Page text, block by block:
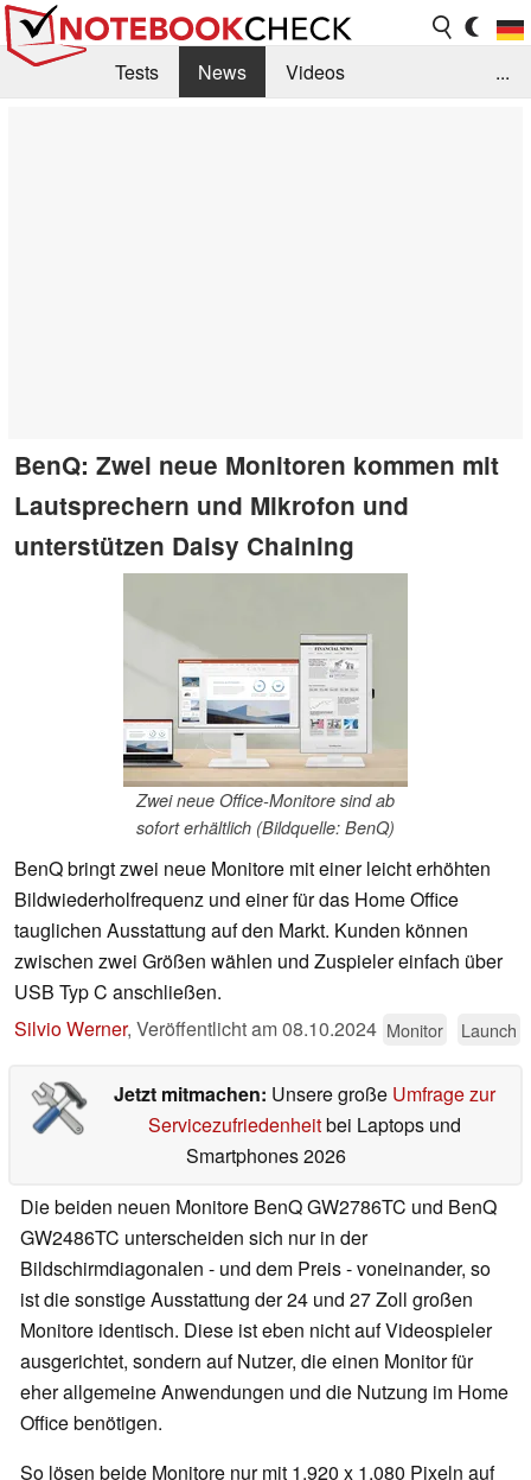
Tests News
Videos
...
BenQ: Zwei neue Monitoren kommen mit
Lautsprechern und Mikrofon und
unterstützen Daisy Chaining
Zwei neue Office-Monitore sind ab
sofort erhältlich (Bildquelle: BenQ)
BenQ bringt zwei neue Monitore mit einer leicht erhöhten
Bildwiederholfrequenz und einer für das Home Office
tauglichen Ausstattung auf den Markt. Kunden können
zwischen zwei Größen wählen und Zuspieler einfach über
USB Typ C anschließen.
Silvio Werner, Veröffentlicht am08.10.2024 Monitor Launch
Jetzt mitmachen: Unsere große Umfrage zur
Servicezufriedenheitbei Laptops und
Smartphones 2026
Die beiden neuen Monitore BenQ GW2786TC und BenQ
GW2486TC unterscheiden sich nur in der
Bildschirmdiagonalen - und dem Preis - voneinander, so
ist die sonstige Ausstattung der 24 und 27 Zoll großen
Monitore identisch. Diese ist eben nicht auf Videospieler
ausgerichtet, sondern auf Nutzer, die einen Monitor für
eher allgemeine Anwendungen und die Nutzung im Home
Office benötigen.
So lösen beide Monitore nur mit 1.920 x 1.080 Pixeln auf